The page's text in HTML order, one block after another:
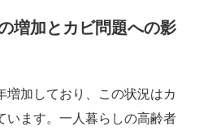
増加とカビ問題への影
増加しており、この状況はカ
います。一人暮らしの高齢者